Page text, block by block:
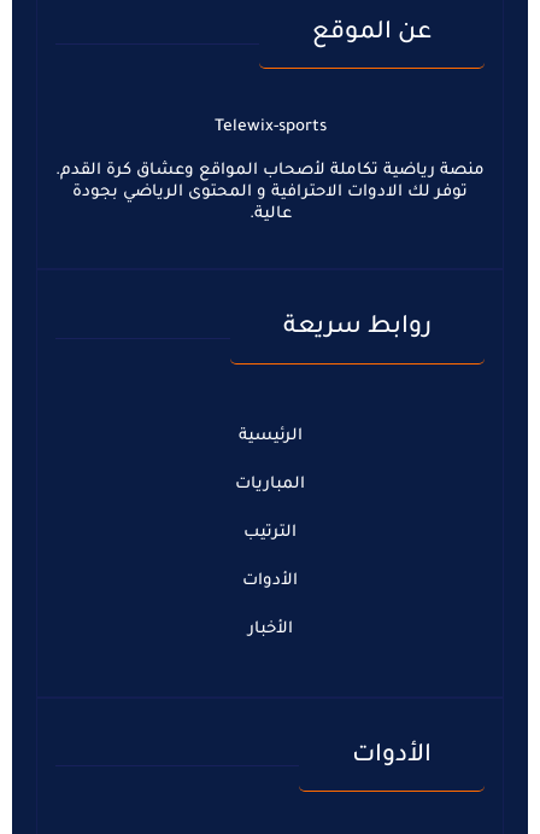
عن الموقع
Telewix-sports
منصة رياضية تكاملة لأصحاب المواقع وعشاق كرة القدم.
توفر لك الادوات الاحترافية و المحتوى الرياضي بجودة
عالية.
روابط سريعة
الرئيسية
المباريات
الترتيب
الأدوات
الأخبار
الأدوات